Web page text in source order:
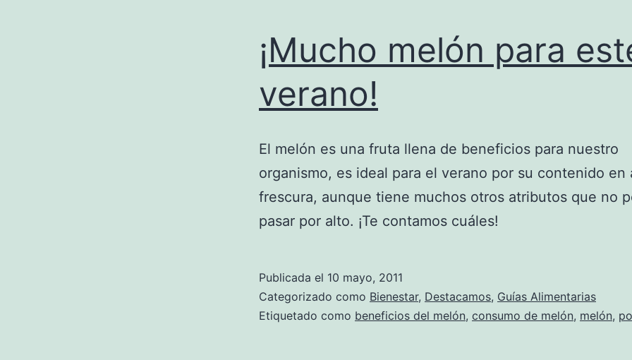
¡Mucho melón para
verano!
El melón es una fruta llena de beneficios para nuestro
organismo, es ideal para el verano por su contenido en
frescura, aunque tiene muchos otros atributos que no
pasar por alto. ¡Te contamos cuáles!
Publicada el 10 mayo, 2011
Categorizado como Bienestar, Destacamos, Guías Alimentarias
Etiquetado como beneficios del melón, consumo de melón, melón,